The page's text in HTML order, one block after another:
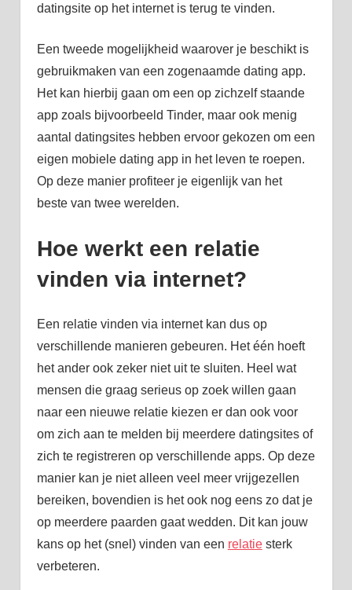
datingsite op het internet is terug te vinden.
Een tweede mogelijkheid waarover je beschikt is
gebruikmaken van een zogenaamde dating app.
Het kan hierbij gaan om een op zichzelf staande
app zoals bijvoorbeeld Tinder, maar ook menig
aantal datingsites hebben ervoor gekozen om een
eigen mobiele dating app in het leven te roepen.
Op deze manier profiteer je eigenlijk van het
beste van twee werelden.
Hoe werkt een relatie
vinden via internet?
Een relatie vinden via internet kan dus op
verschillende manieren gebeuren. Het één hoeft
het ander ook zeker niet uit te sluiten. Heel wat
mensen die graag serieus op zoek willen gaan
naar een nieuwe relatie kiezen er dan ook voor
om zich aan te melden bij meerdere datingsites of
zich te registreren op verschillende apps. Op deze
manier kan je niet alleen veel meer vrijgezellen
bereiken, bovendien is het ook nog eens zo dat je
op meerdere paarden gaat wedden. Dit kan jouw
kans op het (snel) vinden van een relatiesterk
verbeteren.